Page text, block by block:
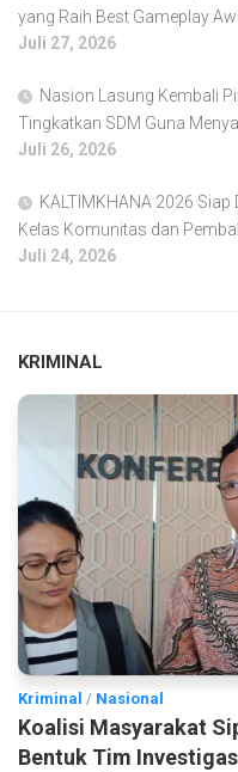
yang Raih Best Gameplay
Juli 27, 2026
Nasion Lasung Kembali
Tingkatkan SDM Guna
Juli 26, 2026
KALTIMKHANA 2026
Kelas Komunitas dan
Juli 24, 2026
KRIMINAL
Kriminal / Nasional
Koalisi Masyarakat
Bentuk Tim